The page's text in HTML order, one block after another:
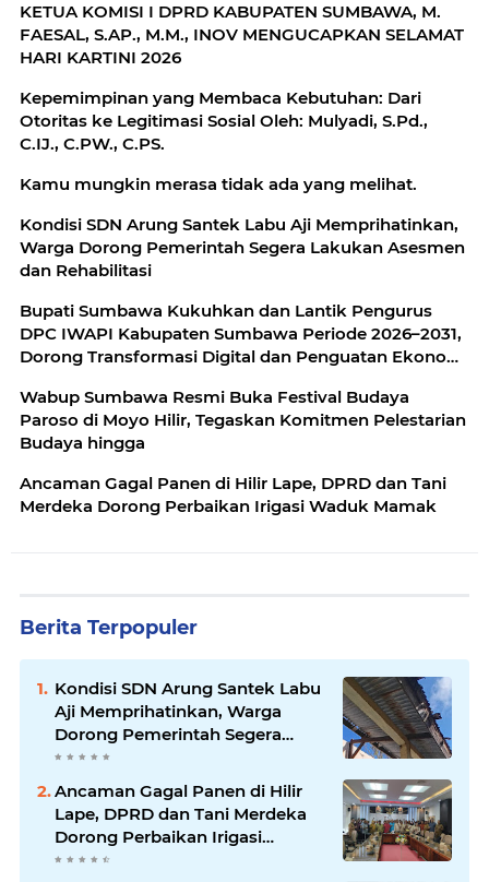
KETUA KOMISI I DPRD KABUPATEN SUMBAWA, M.
FAESAL, S.AP., M.M., INOV MENGUCAPKAN SELAMAT
HARI KARTINI 2026
Kepemimpinan yang Membaca Kebutuhan: Dari
Otoritas ke Legitimasi Sosial Oleh: Mulyadi, S.Pd.,
C.IJ., C.PW., C.PS.
Kamu mungkin merasa tidak ada yang melihat.
Kondisi SDN Arung Santek Labu Aji Memprihatinkan,
Warga Dorong Pemerintah Segera Lakukan Asesmen
dan Rehabilitasi
Bupati Sumbawa Kukuhkan dan Lantik Pengurus
DPC IWAPI Kabupaten Sumbawa Periode 2026–2031,
Dorong Transformasi Digital dan Penguatan Ekonomi
Wabup Sumbawa Resmi Buka Festival Budaya
Paroso di Moyo Hilir, Tegaskan Komitmen Pelestarian
Budaya hingga
Ancaman Gagal Panen di Hilir Lape, DPRD dan Tani
Merdeka Dorong Perbaikan Irigasi Waduk Mamak
Berita Terpopuler
Kondisi SDN Arung Santek Labu
Aji Memprihatinkan, Warga
Dorong Pemerintah Segera
Lakukan Asesmen dan
Ancaman Gagal Panen di Hilir
Lape, DPRD dan Tani Merdeka
Dorong Perbaikan Irigasi
Waduk Mamak